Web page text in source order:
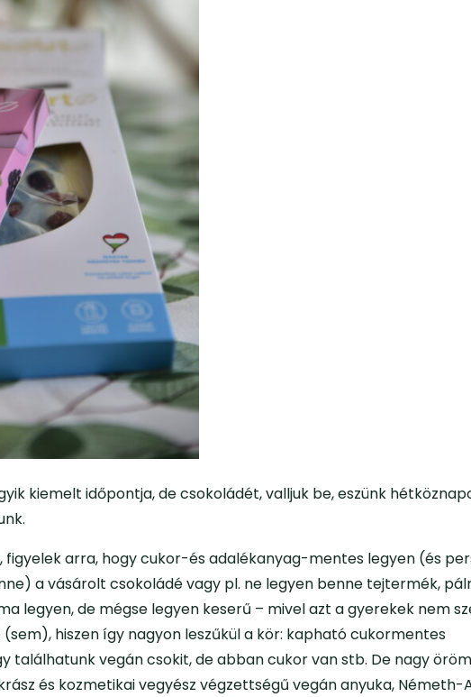
kiemelt időpontja, de csokoládét, valljuk be, eszünk
arra, hogy cukor-és adalékanyag-mentes legyen (és
a vásárolt csokoládé vagy pl. ne legyen benne tejtermék,
legyen, de mégse legyen keserű – mivel azt a gyerekek nem
hiszen így nagyon leszűkül a kör: kapható cukormentes
találhatunk vegán csokit, de abban cukor van stb. De nagy
és kozmetikai vegyész végzettségű vegán anyuka, Németh-